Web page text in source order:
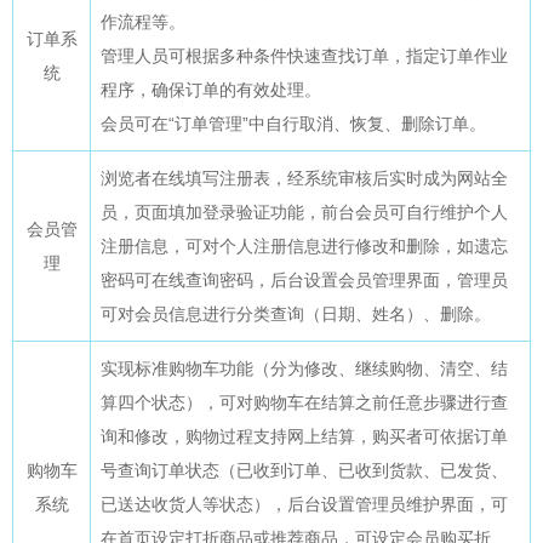
订单系
统
作流程等。
管理人员可根据多种条件快速查找订单，指定订单作业
程序，确保订单的有效处理。
会员可在“订单管理”中自行取消、恢复、删除订单。
会员管
理
浏览者在线填写注册表，经系统审核后实时成为网站全
员，页面填加登录验证功能，前台会员可自行维护个人
注册信息，可对个人注册信息进行修改和删除，如遗忘
密码可在线查询密码，后台设置会员管理界面，管理员
可对会员信息进行分类查询（日期、姓名）、删除。
购物车
系统
实现标准购物车功能（分为修改、继续购物、清空、结
算四个状态），可对购物车在结算之前任意步骤进行查
询和修改，购物过程支持网上结算，购买者可依据订单
号查询订单状态（已收到订单、已收到货款、已发货、
已送达收货人等状态），后台设置管理员维护界面，可
在首页设定打折商品或推荐商品，可设定会员购买折